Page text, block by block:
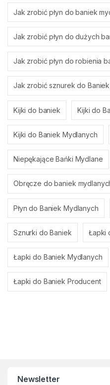
Jak zrobić płyn do baniek
Jak zrobić płyn do dużych
Jak zrobić płyn do robienia
Jak zrobić sznurek do
Kijki do baniek Kijki do
Kijki do Baniek Mydlanych
Niepękające Bańki Mydlane
Obręcze do baniek
Płyn do Baniek Mydlanych
Sznurki do Baniek Łapki
Łapki do Baniek Mydlanych
Łapki do Baniek Producent
Newsletter